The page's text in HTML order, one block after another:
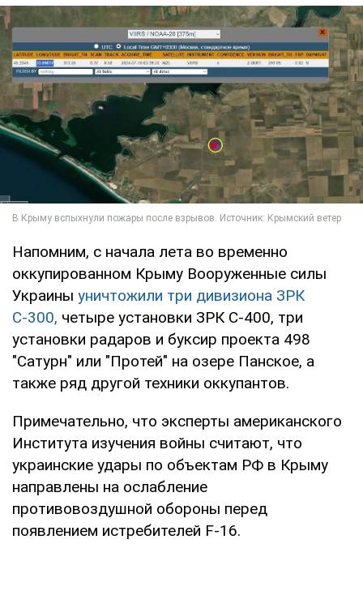
Напомним, с начала лета во временно
оккупированном Крыму Вооруженные силы
Украины уничтожили три дивизиона ЗРК
С-300, четыре установки ЗРК С-400, три
установки радаров и буксир проекта 498
"Сатурн" или "Протей" на озере Панское, а
также ряд другой техники оккупантов.
Примечательно, что эксперты американского
Института изучения войны считают, что
украинские удары по объектам РФ в Крыму
направлены на ослабление
противовоздушной обороны перед
появлением истребителей F-16.